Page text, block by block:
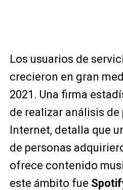
Los usuarios de
crecieron en gran
2021. Una firma
de realizar análisis
Internet, detalla que
de personas
ofrece contenido
este ámbito fue